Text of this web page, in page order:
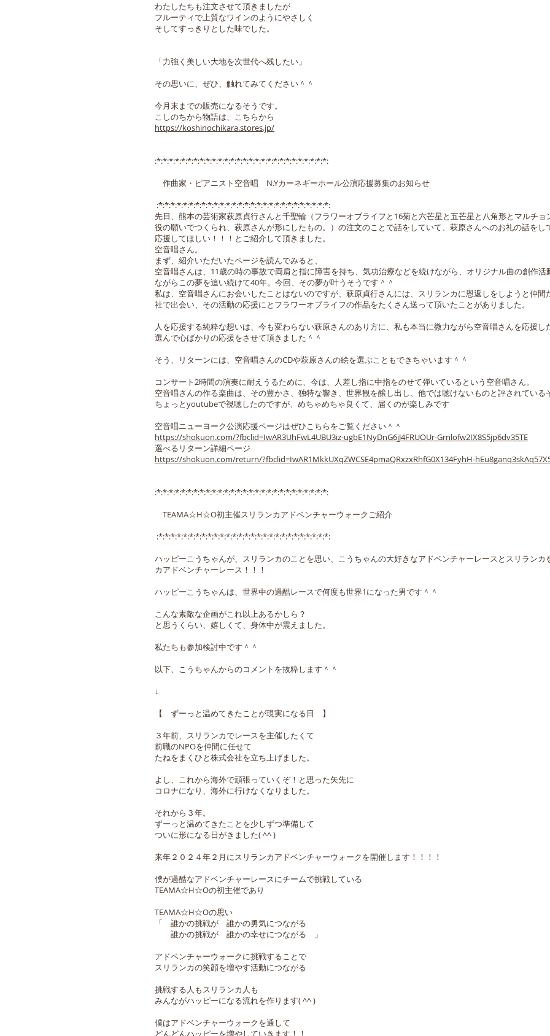
わたしたちも注文させて頂きましたが
フルーティで上質なワインのようにやさしく
そしてすっきりとした味でした。
「力強く美しい大地を次世代へ残したい」
その思いに、ぜひ、触れてみてください＾＾
今月末までの販売になるそうです。
こしのちから物語は、こちらから
https://koshinochikara.stores.jp/
:*:*:*:*:*:*:*:*:*:*:*:*:*:*:*:*:*:*:*:*:*:*:*:*:*:*:*:*:
作曲家・ピアニスト空音唱 N.Yカーネギーホール公演応援募集のお知らせ
:*:*:*:*:*:*:*:*:*:*:*:*:*:*:*:*:*:*:*:*:*:*:*:*:*:*:*:*:
先日、熊本の芸術家萩原貞行さんと千聖輪（フラワーオブライフと16菊と六芒星と五芒星と八角形とマルチ
役の願いでつくられ、萩原さんが形にしたもの。）の注文のことで話をしていて、萩原さんへのお礼の話をし
応援してほしい！！！とご紹介して頂きました。
空音唱さん。
まず、紹介いただいたページを読んでみると、
空音唱さんは、11歳の時の事故で両肩と指に障害を持ち、気功治療などを続けながら、オリジナル曲の創作
ながらこの夢を追い続けて40年。今回、その夢が叶うそうです＾＾
私は、空音唱さんにお会いしたことはないのですが、萩原貞行さんには、スリランカに恩返しをしようと仲間
社で出会い、その活動の応援にとフラワーオブライフの作品をたくさん送って頂いたことがありました。
人を応援する純粋な想いは、今も変わらない萩原さんのあり方に、私も本当に微力ながら空音唱さんを応援し
選んで心ばかりの応援をさせて頂きました＾＾
そう、リターンには、空音唱さんのCDや萩原さんの絵を選ぶこともできちゃいます＾＾
コンサート2時間の演奏に耐えうるために、今は、人差し指に中指をのせて弾いているという空音唱さん。
空音唱さんの作る楽曲は、その豊かさ、独特な響き、世界観を醸し出し、他では聴けないものと評されている
ちょっとyoutubeで視聴したのですが、めちゃめちゃ良くて、届くのが楽しみです
空音唱ニューヨーク公演応援ページはぜひこちらをご覧ください＾＾
https://shokuon.com/?fbclid=IwAR3UhFwL4UBU3iz-ugbE1NyDnG6jJ4FRUOUr-Grnlofw2IX8S5jp6dv35TE
選べるリターン詳細ページ
https://shokuon.com/return/?fbclid=IwAR1MkkUXqZWCSE4pmaQRxzxRhfG0X134FyhH-
:*:*:*:*:*:*:*:*:*:*:*:*:*:*:*:*:*:*:*:*:*:*:*:*:*:*:*:*:
TEAMA☆H☆O初主催スリランカアドベンチャーウォークご紹介
:*:*:*:*:*:*:*:*:*:*:*:*:*:*:*:*:*:*:*:*:*:*:*:*:*:*:*:*:
ハッピーこうちゃんが、スリランカのことを思い、こうちゃんの大好きなアドベンチャーレースとスリランカ
カアドベンチャーレース！！！
ハッピーこうちゃんは、世界中の過酷レースで何度も世界1になった男です＾＾
こんな素敵な企画がこれ以上あるかしら？
と思うくらい、嬉しくて、身体中が震えました。
私たちも参加検討中です＾＾
以下、こうちゃんからのコメントを抜粋します＾＾
↓
【 ずーっと温めてきたことが現実になる日 】
３年前、スリランカでレースを主催したくて
前職のNPOを仲間に任せて
たねをまくひと株式会社を立ち上げました。
よし、これから海外で頑張っていくぞ！と思った矢先に
コロナになり、海外に行けなくなりました。
それから３年。
ずーっと温めてきたことを少しずつ準備して
ついに形になる日がきました( ^^ )
来年２０２４年２月にスリランカアドベンチャーウォークを開催します！！！！
僕が過酷なアドベンチャーレースにチームで挑戦している
TEAMA☆H☆Oの初主催であり
TEAMA☆H☆Oの思い
「 誰かの挑戦が 誰かの勇気につながる
誰かの挑戦が 誰かの幸せにつながる 」
アドベンチャーウォークに挑戦することで
スリランカの笑顔を増やす活動につながる
挑戦する人もスリランカ人も
みんながハッピーになる流れを作ります( ^^ )
僕はアドベンチャーウォークを通して
どんどんハッピーを増やしていきます！！